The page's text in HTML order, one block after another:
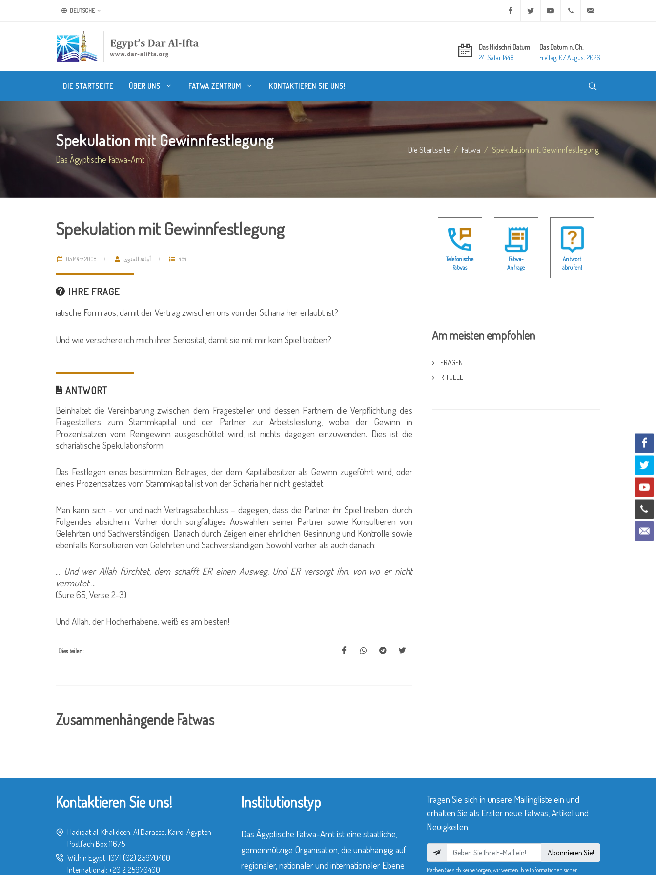
DEUTSCHE Facebook Twitter Youtube +20 2 25970400
Das Hidschri Datum
24. Safar 1448
Das Datum n. Ch.
Freitag, 07 August 2026
DIE STARTSEITE ÜBER UNS FATWA ZENTRUM KONTAKTIEREN SIE UNS!
Spekulation mit Gewinnfestlegung
Das Ägyptische Fatwa-Amt
Die Startseite Fatwa Spekulation mit Gewinnfestlegung
Spekulation mit Gewinnfestlegung
05 März 2008 أمانة الفتوى 464
IHRE FRAGE
iatische Form aus, damit der Vertrag zwischen uns von der Scharia her erlaubt ist?
Und wie versichere ich mich ihrer Seriosität, damit sie mit mir kein Spiel treiben?
ANTWORT
Beinhaltet die Vereinbarung zwischen dem Fragesteller und dessen Partnern die Verpflichtung des
Fragestellers zum Stammkapital und der Partner zur Arbeitsleistung, wobei der Gewinn in
Prozentsätzen vom Reingewinn ausgeschüttet wird, ist nichts dagegen einzuwenden. Dies ist die
schariatische Spekulationsform.
Das Festlegen eines bestimmten Betrages, der dem Kapitalbesitzer als Gewinn zugeführt wird, oder
eines Prozentsatzes vom Stammkapital ist von der Scharia her nicht gestattet.
Man kann sich – vor und nach Vertragsabschluss – dagegen, dass die Partner ihr Spiel treiben, durch
Folgendes absichern: Vorher durch sorgfältiges Auswählen seiner Partner sowie Konsultieren von
Gelehrten und Sachverständigen. Danach durch Zeigen einer ehrlichen Gesinnung und Kontrolle sowie
ebenfalls Konsultieren von Gelehrten und Sachverständigen. Sowohl vorher als auch danach:
... Und wer Allah fürchtet, dem schafft ER einen Ausweg. Und ER versorgt ihn, von wo er nicht
vermutet...
(Sure 65, Verse 2-3)
Und Allah, der Hocherhabene, weiß es am besten!
Dies teilen:
Zusammenhängende Fatwas
Telefonische
Fatwas
Fatwa-
Anfrage
Antwort
abrufen!
Am meisten empfohlen
FRAGEN
RITUELL
Kontaktieren Sie uns!
Hadiqat al-Khalideen, Al Darassa, Kairo, Ägypten
Postfach Box 11675
Within Egypt: 107 (02) 25970400
International: +20 2 25970400
Institutionstyp
Das Ägyptische Fatwa-Amt ist eine staatliche,
gemeinnützige Organisation, die unabhängig auf
regionaler, nationaler und internationaler Ebene
Tragen Sie sich in unsere Mailingliste ein und
erhalten Sie als Erster neue Fatwas, Artikel und
Neuigkeiten.
Abonnieren Sie!
Machen Sie sich keine Sorgen, wir werden Ihre Informationen sicher